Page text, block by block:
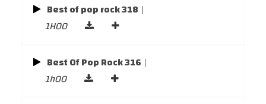
Best of pop rock 318 |
1H00
Best Of Pop Rock 316 |
1h00